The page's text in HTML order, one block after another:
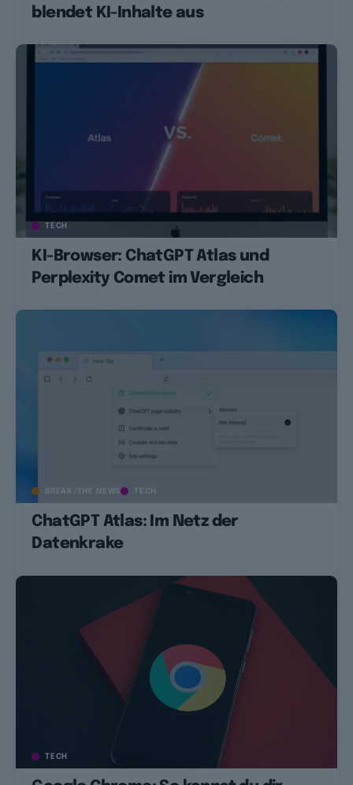
blendet KI-Inhalte aus
TECH
KI-Browser: ChatGPT Atlas und
Perplexity Comet im Vergleich
BREAK/THE NEWS TECH
ChatGPT Atlas: Im Netz der
Datenkrake
TECH